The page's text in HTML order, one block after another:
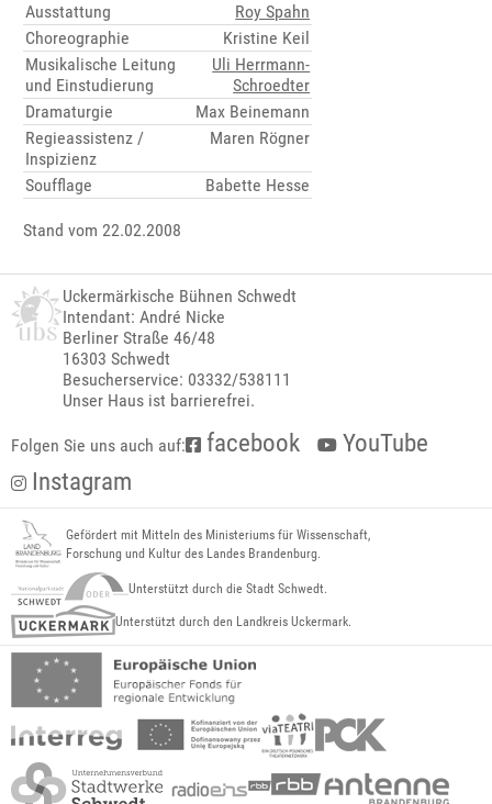
Ausstattung
Roy Spahn
Choreographie
Kristine Keil
Musikalische Leitung
und Einstudierung
Uli Herrmann-
Schroedter
Dramaturgie
Max Beinemann
Regieassistenz /
Inspizienz
Maren Rögner
Soufflage Babette Hesse
Stand vom 22.02.2008
Uckermärkische Bühnen Schwedt
Intendant: André Nicke
Berliner Straße 46/48
16303 Schwedt
Besucherservice: 03332/538111
Unser Haus ist barrierefrei.
Folgen Sie uns auch auf: facebook
YouTube
Instagram
Gefördert mit Mitteln des Ministeriums für Wissenschaft,
Forschung und Kultur des Landes Brandenburg.
Unterstützt durch die Stadt Schwedt.
Unterstützt durch den Landkreis Uckermark.